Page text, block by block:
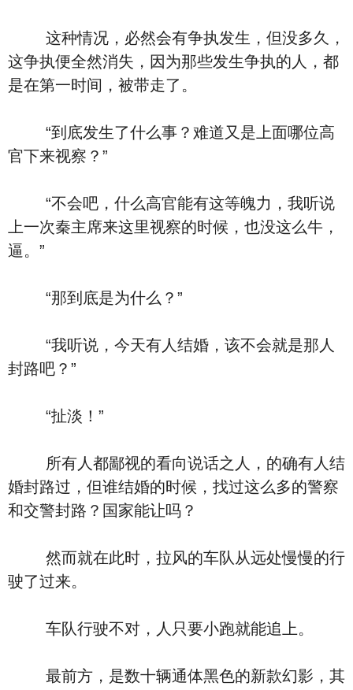
这种情况，必然会有争执发生，但没多久，
这争执便全然消失，因为那些发生争执的人，都
是在第一时间，被带走了。
“到底发生了什么事？难道又是上面哪位高
官下来视察？”
“不会吧，什么高官能有这等魄力，我听说
上一次秦主席来这里视察的时候，也没这么牛，
逼。”
“那到底是为什么？”
“我听说，今天有人结婚，该不会就是那人
封路吧？”
“扯淡！”
所有人都鄙视的看向说话之人，的确有人结
婚封路过，但谁结婚的时候，找过这么多的警察
和交警封路？国家能让吗？
然而就在此时，拉风的车队从远处慢慢的行
驶了过来。
车队行驶不对，人只要小跑就能追上。
最前方，是数十辆通体黑色的新款幻影，其